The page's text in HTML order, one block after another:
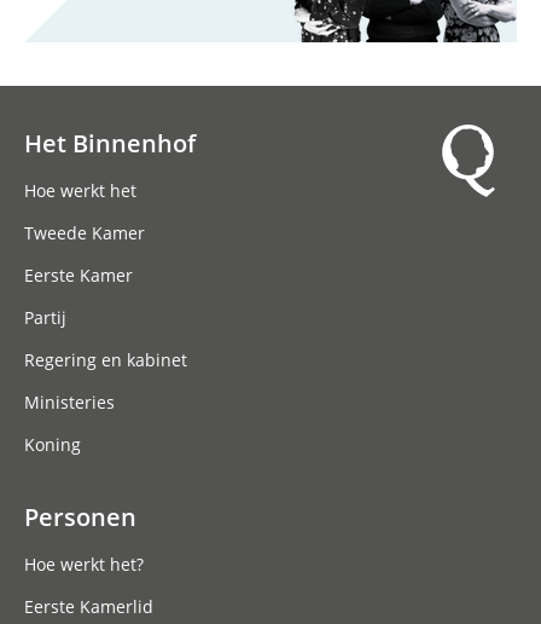
Het Binnenhof
Hoe werkt het
Tweede Kamer
Eerste Kamer
Partij
Regering en kabinet
Ministeries
Koning
Personen
Hoe werkt het?
Eerste Kamerlid